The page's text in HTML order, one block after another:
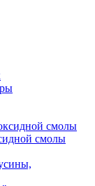
смолы
смолы